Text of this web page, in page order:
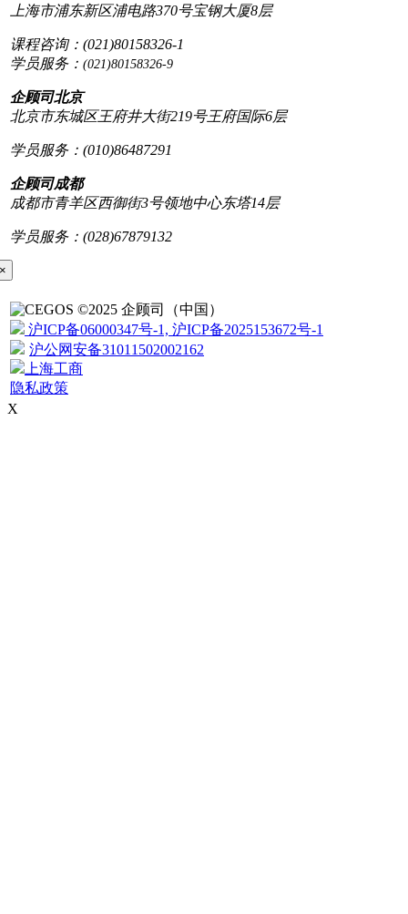
上海市浦东新区浦电路370号宝钢大厦8层
课程咨询：(021)80158326-1
学员服务： (021)80158326-9
企顾司北京
北京市东城区王府井大街219号王府国际6层
学员服务：(010)86487291
企顾司成都
成都市青羊区西御街3号领地中心东塔14层
学员服务：(028)67879132
©2025 企顾司（中国）
沪ICP备06000347号-1, 沪ICP备2025153672号-1
沪公网安备31011502002162
上海工商
隐私政策
X